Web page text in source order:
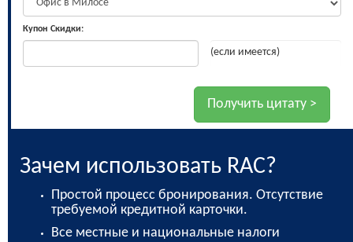
Купон Скидки:
(если имеется)
Зачем использовать RAC?
Простой процесс бронирования. Отсутствие
требуемой кредитной карточки.
Все местные и национальные налоги